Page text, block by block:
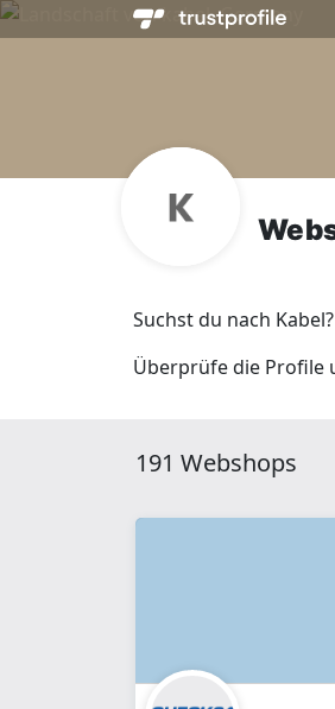
Suchst du nach
Überprüfe die Profile
191 Webshops